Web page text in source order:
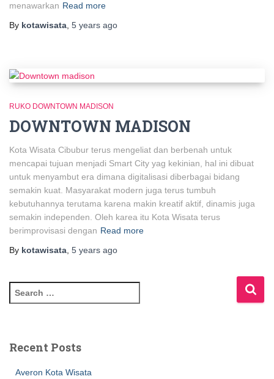
menawarkan Read more
By kotawisata 5 years ago
RUKO DOWNTOWN MADISON
DOWNTOWN MADISON
Kota Wisata Cibubur terus mengeliat dan berbenah untuk
mencapai tujuan menjadi Smart City yag kekinian, hal ini dibuat
untuk menyambut era dimana digitalisasi diberbagai bidang
semakin kuat. Masyarakat modern juga terus tumbuh
kebutuhannya terutama karena makin kreatif aktif, dinamis juga
semakin independen. Oleh karea itu Kota Wisata terus
berimprovisasi dengan Read more
By kotawisata, 5 years ago
Recent Posts
Averon Kota Wisata